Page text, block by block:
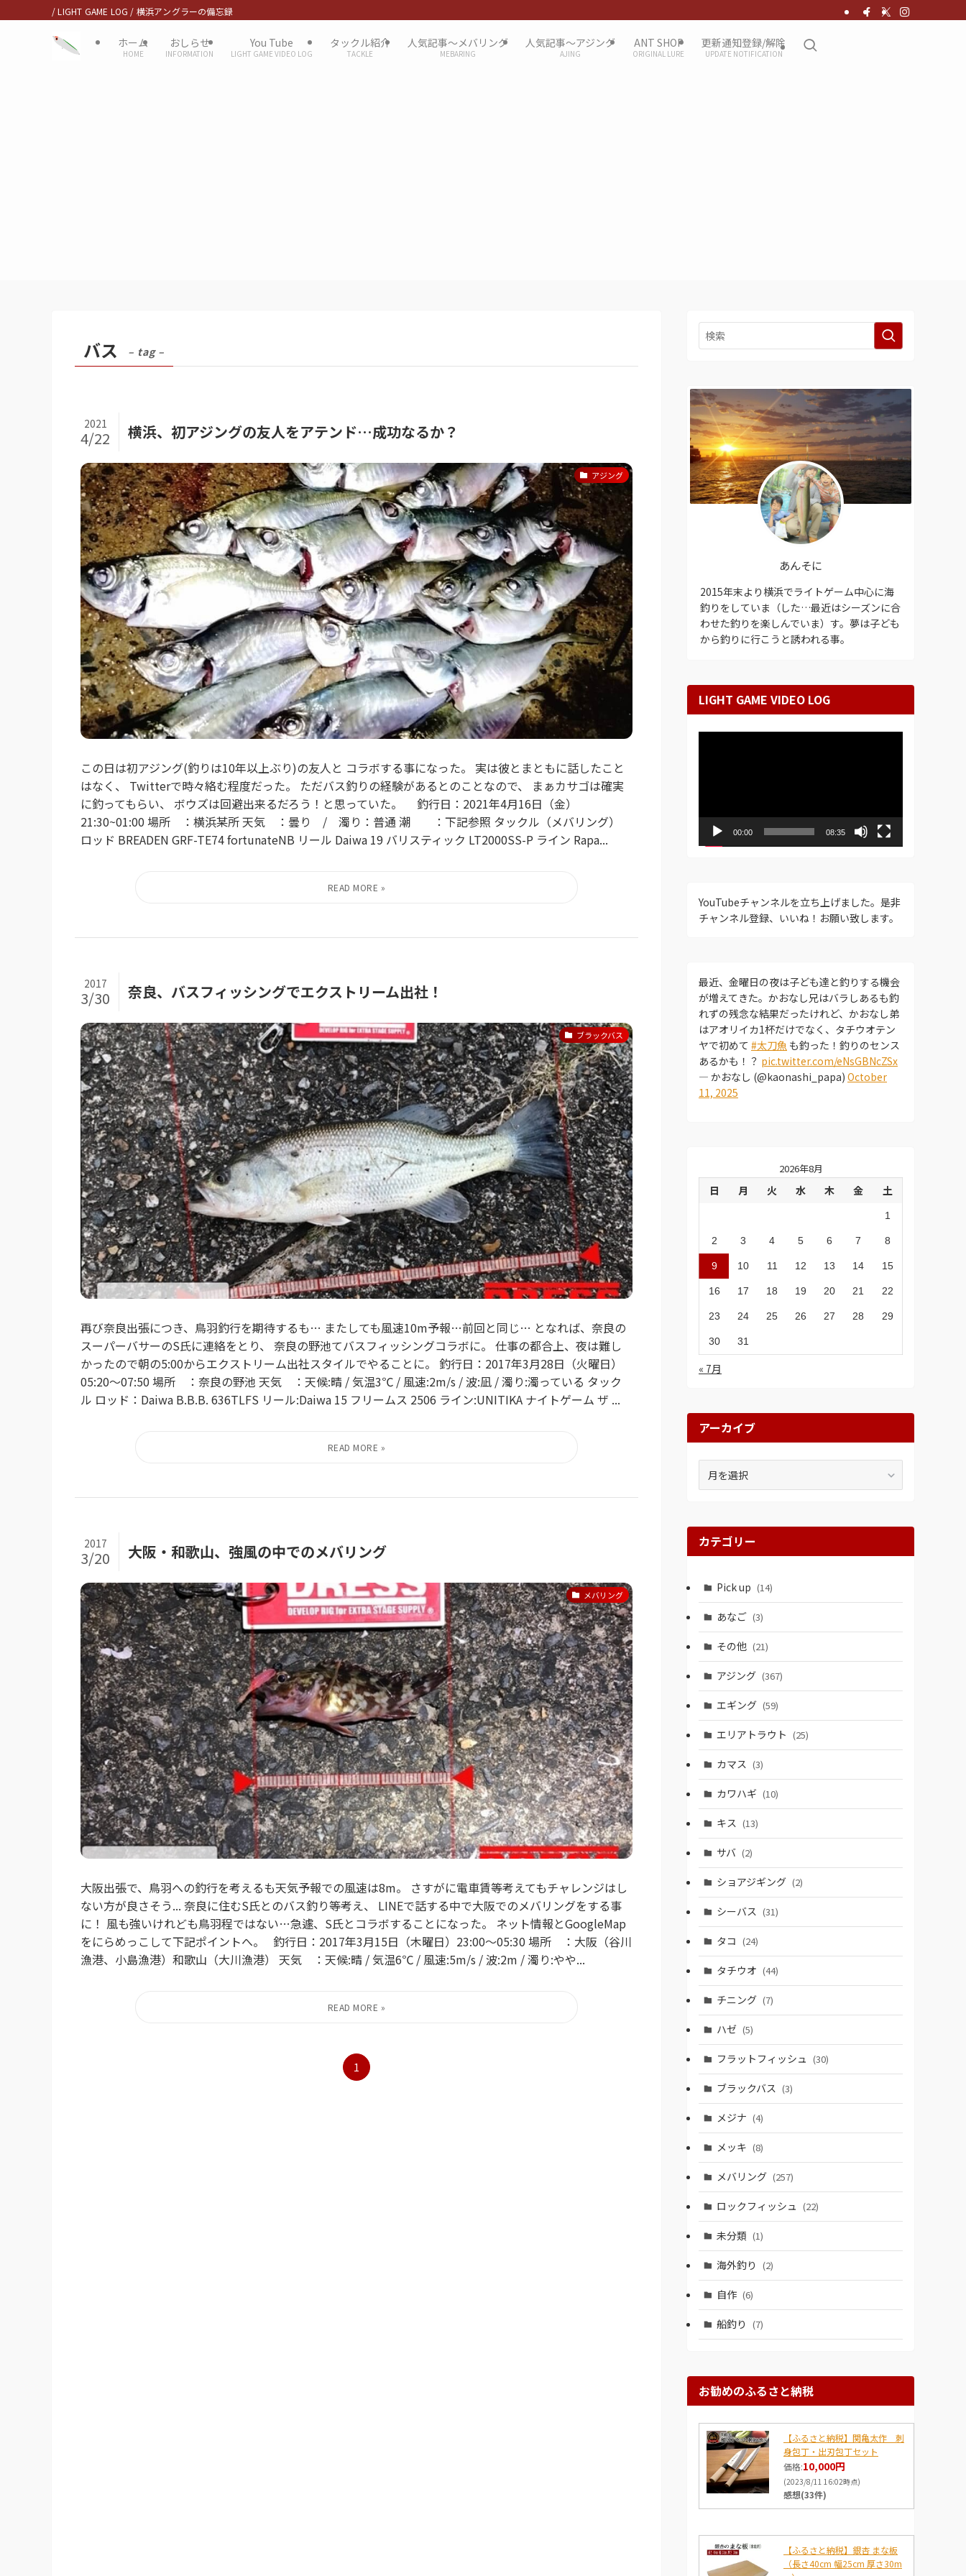
/ LIGHT GAME LOG / 横浜アングラーの備忘録
ホーム
HOME
おしらせ
INFORMATION
You Tube
LIGHT GAME VIDEO LOG
タックル紹介
TACKLE
人気記事〜メバリング
MEBARING
人気記事〜アジング
AJING
ANT SHOP
ORIGINAL LURE
更新通知登録/解除
UPDATE NOTIFICATION
バス – tag –
横浜、初アジングの友人をアテンド…成功なるか？
2021
4/22
アジング
この日は初アジング(釣りは10年以上ぶり)の友人と コラボする事になった。 実は彼とまともに話したこと
はなく、 Twitterで時々絡む程度だった。 ただバス釣りの経験があるとのことなので、 まぁカサゴは確実
に釣ってもらい、 ボウズは回避出来るだろう！と思っていた。 釣行日：2021年4月16日（金）
21:30~01:00 場所 ：横浜某所 天気 ：曇り / 濁り：普通 潮 ：下記参照 タックル（メバリング）
ロッド BREADEN GRF-TE74 fortunateNB リール Daiwa 19 バリスティック LT2000SS-P ライン Rapa...
奈良、バスフィッシングでエクストリーム出社！
2017
3/30
ブラックバス
再び奈良出張につき、鳥羽釣行を期待するも… またしても風速10m予報…前回と同じ… となれば、奈良の
スーパーバサーのS氏に連絡をとり、 奈良の野池てバスフィッシングコラボに。 仕事の都合上、夜は難し
かったので朝の5:00からエクストリーム出社スタイルでやることに。 釣行日：2017年3月28日（火曜日）
05:20～07:50 場所 ：奈良の野池 天気 ：天候:晴 / 気温3℃ / 風速:2m/s / 波:凪 / 濁り:濁っている タック
ル ロッド：Daiwa B.B.B. 636TLFS リール:Daiwa 15 フリームス 2506 ライン:UNITIKA ナイトゲーム ザ ...
大阪・和歌山、強風の中でのメバリング
2017
3/20
メバリング
大阪出張で、鳥羽への釣行を考えるも天気予報での風速は8m。 さすがに電車賃等考えてもチャレンジはし
ない方が良さそう... 奈良に住むS氏とのバス釣り等考え、 LINEで話する中で大阪でのメバリングをする事
に！ 風も強いけれども鳥羽程ではない…急遽、S氏とコラボすることになった。 ネット情報とGoogleMap
をにらめっこして下記ポイントへ。 釣行日：2017年3月15日（木曜日）23:00〜05:30 場所 ：大阪（谷川
漁港、小島漁港）和歌山（大川漁港） 天気 ：天候:晴 / 気温6℃ / 風速:5m/s / 波:2m / 濁り:やや...
1
あんそに
2015年末より横浜でライトゲーム中心に海
釣りをしていま（した…最近はシーズンに合
わせた釣りを楽しんでいま）す。夢は子ども
から釣りに行こうと誘われる事。
LIGHT GAME VIDEO LOG
ヤ
00:00 08:35
YouTubeチャンネルを立ち上げました。是非
チャンネル登録、いいね！お願い致します。
最近、金曜日の夜は子ども達と釣りする機会
が増えてきた。かおなし兄はバラしあるも釣
れずの残念な結果だったけれど、かおなし弟
はアオリイカ1杯だけでなく、タチウオテン
ヤで初めて #太刀魚 も釣った！釣りのセンス
あるかも！？ pic.twitter.com/eNsGBNcZSx
— かおなし (@kaonashi_papa) October
11, 2025
2026年8月
日 月 火 水 木 金 土
1
2 3 4 5 6 7 8
9 10 11 12 13 14 15
16 17 18 19 20 21 22
23 24 25 26 27 28 29
30 31
« 7月
アーカイブ
ブ
カテゴリー
Pick up (14)
あなご (3)
その他 (21)
アジング (367)
エギング (59)
エリアトラウト (25)
カマス (3)
カワハギ (10)
キス (13)
サバ (2)
ショアジギング (2)
シーバス (31)
タコ (24)
タチウオ (44)
チニング (7)
ハゼ (5)
フラットフィッシュ (30)
ブラックバス (3)
メジナ (4)
メッキ (8)
メバリング (257)
ロックフィッシュ (22)
未分類 (1)
海外釣り (2)
自作 (6)
船釣り (7)
お勧めのふるさと納税
【ふるさと納税】関亀太作 刺
身包丁・出刃包丁セット
価格:10,000円
(2023/8/11 16:02時点)
感想(33件)
【ふるさと納税】銀杏 まな板
（長さ40cm 幅25cm 厚さ30m